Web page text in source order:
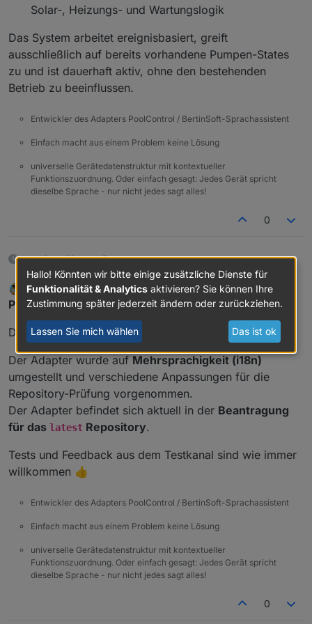
Solar-, Heizungs- und Wartungslogik
Das System arbeitet ereignisbasiert, greift
ausschließlich auf bereits vorhandene Pumpen-States
zu und ist dauerhaft aktiv, ohne den bestehenden
Betrieb zu beeinflussen.
Entwickler des Adapters PoolControl / BertinSoft-Sprachassistent
Einfach macht aus einem Problem keine Lösung
universelle Gerätedatenstruktur mit kontextueller
Funktionszuordnung. Oder einfach gesagt: Jedes Gerät spricht
dieselbe Sprache - nur nicht jedes sagt alles!
0
etwa einem Monat später
Offline
DasBo1975 DEVELOPER schrieb am7. März 2026, 21:55
zuletzt editiert von
PoolControl Adapter – Update
Die aktuelle Version ist jetzt
Der Adapter wurde auf Mehrsprachigkeit (i18n)
umgestellt und verschiedene Anpassungen für die
Repository-Prüfung vorgenommen.
Der Adapter befindet sich aktuell in der Beantragung
für das latest Repository.
Tests und Feedback aus dem Testkanal sind wie immer
willkommen 👍
Entwickler des Adapters PoolControl / BertinSoft-Sprachassistent
Einfach macht aus einem Problem keine Lösung
universelle Gerätedatenstruktur mit kontextueller
Funktionszuordnung. Oder einfach gesagt: Jedes Gerät spricht
dieselbe Sprache - nur nicht jedes sagt alles!
0
Hallo! Könnten wir bitte einige zusätzliche Dienste für
Funktionalität & Analytics aktivieren? Sie können Ihre
Zustimmung später jederzeit ändern oder zurückziehen.
Lassen Sie mich wählen Das ist ok